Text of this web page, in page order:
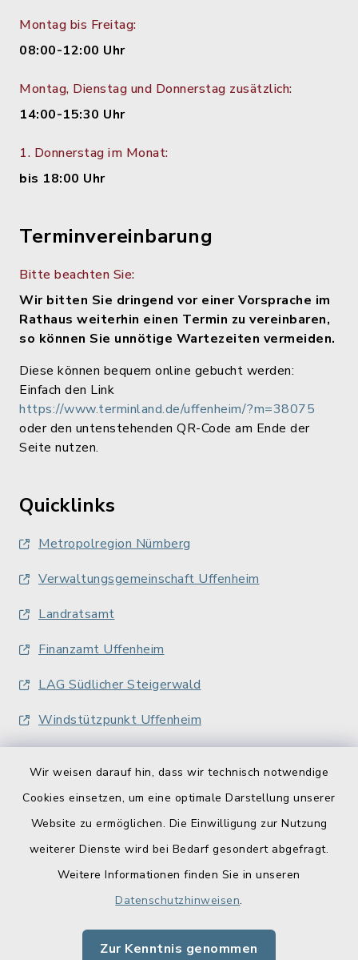
Wir weisen darauf hin, dass wir technisch notwendige
Cookies einsetzen, um eine optimale Darstellung unserer
Website zu ermöglichen. Die Einwilligung zur Nutzung
weiterer Dienste wird bei Bedarf gesondert abgefragt.
Weitere Informationen finden Sie in unseren
Datenschutzhinweisen.
Zur Kenntnis genommen
Montag bis Freitag:
08:00-12:00 Uhr
Montag, Dienstag und Donnerstag zusätzlich:
14:00-15:30 Uhr
1. Donnerstag im Monat:
bis 18:00 Uhr
Terminvereinbarung
Bitte beachten Sie:
Wir bitten Sie dringend vor einer Vorsprache im
Rathaus weiterhin einen Termin zu vereinbaren,
so können Sie unnötige Wartezeiten vermeiden.
Diese können bequem online gebucht werden:
Einfach den Link
https://www.terminland.de/uffenheim/?m=38075
oder den untenstehenden QR-Code am Ende der
Seite nutzen.
Quicklinks
Metropolregion Nürnberg
Verwaltungsgemeinschaft Uffenheim
Landratsamt
Finanzamt Uffenheim
LAG Südlicher Steigerwald
Windstützpunkt Uffenheim
Barrierefreiheit